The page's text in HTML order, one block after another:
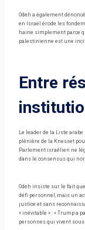
Odeh a également
en Israël érode les
haine simplement parce
palestinienne est une
Entre
Le leader de la Liste
plénière de la Knesset
Parlement israélien ne
dans le consensus qui
Odeh insiste sur le fait
défi personnel, mais un
justice et sans
« inévitable » : « Trump a
personnes qui vivent